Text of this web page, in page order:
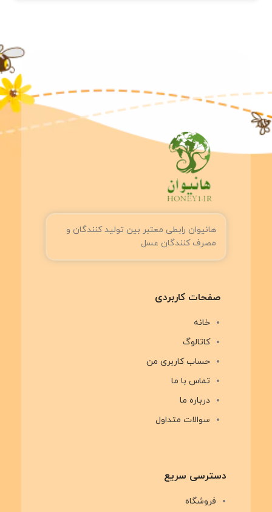
هانیوان رابطی معتبر بین تولید کنندگان و
مصرف کنندگان عسل
صفحات کاربردی
خانه
کاتالوگ
حساب کاربری من
تماس با ما
درباره ما
سوالات متداول
دسترسی سریع
فروشگاه